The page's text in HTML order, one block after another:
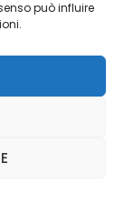
può influire